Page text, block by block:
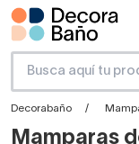
Decorabaño
Mamparas